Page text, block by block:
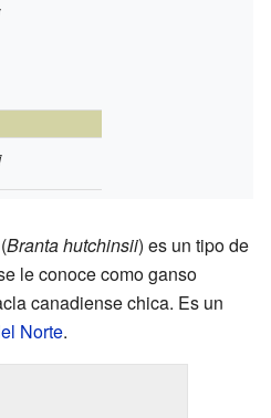
(Branta hutchinsii) es un tipo de
le conoce como ganso
canadiense chica. Es un
Norte.